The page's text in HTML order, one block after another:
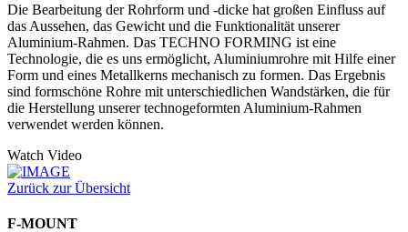
Die Bearbeitung der Rohrform und -dicke hat großen Einfluss auf
das Aussehen, das Gewicht und die Funktionalität unserer
Aluminium-Rahmen. Das TECHNO FORMING ist eine
Technologie, die es uns ermöglicht, Aluminiumrohre mit Hilfe einer
Form und eines Metallkerns mechanisch zu formen. Das Ergebnis
sind formschöne Rohre mit unterschiedlichen Wandstärken, die für
die Herstellung unserer technogeformten Aluminium-Rahmen
verwendet werden können.
Watch Video
Zurück zur Übersicht
F-MOUNT